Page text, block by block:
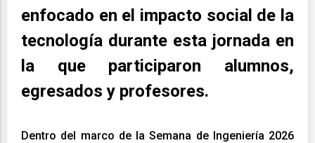
enfocado en el impacto social de la
tecnología durante esta jornada en
la que participaron alumnos,
egresados y profesores.
Dentro del marco de la Semana de Ingeniería 2026